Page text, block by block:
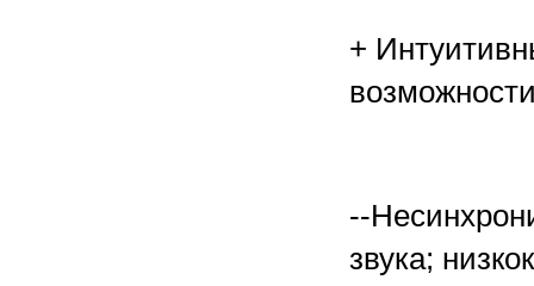
+
--
звука;